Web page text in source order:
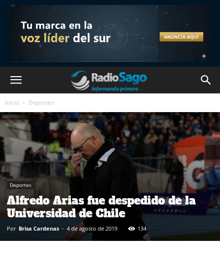
Inicio Deportes
Deportes
Alfredo Arias fue despedido de la
Universidad de Chile
Por Brisa Cardenas - 4 de agosto de 2019 134